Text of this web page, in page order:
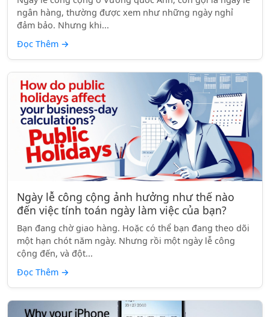
ngân hàng, thường được xem như những ngày nghỉ
đảm bảo. Nhưng khi...
Đọc Thêm →
Ngày lễ công cộng ảnh hưởng như thế nào
đến việc tính toán ngày làm việc của bạn?
Bạn đang chờ giao hàng. Hoặc có thể bạn đang theo dõi
một hạn chót năm ngày. Nhưng rồi một ngày lễ công
cộng đến, và đột...
Đọc Thêm →